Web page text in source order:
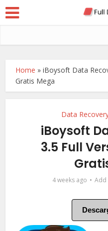
Home »iBoysoft Data
Gratis Mega
Data
iBoysoft
3.5 Full
4 weeks ago Add